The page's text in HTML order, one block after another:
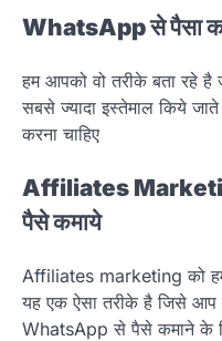
WhatsApp से पैसा
हम आपको वो तरीके बता रहे
सबसे ज्यादा इस्तेमाल किये
करना चाहिए
Affiliates
पैसे कमाये
Affiliates marketing को
यह एक ऐसा तरीके है जिसे
WhatsApp से पैसे कमाने के